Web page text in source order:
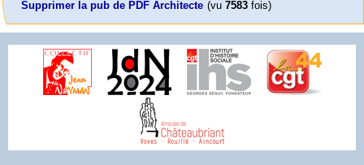
Supprimer la pub de PDF Architecte (vu 7583 fois)